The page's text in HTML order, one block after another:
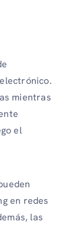
mientras
el
en redes
las